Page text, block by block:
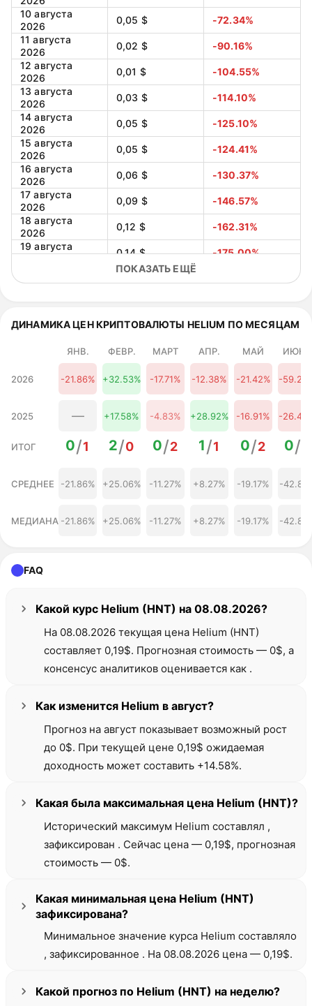
10 августа
2026
0,05 $
-72.34%
11 августа
2026
0,02 $
-90.16%
12 августа
2026
0,01 $
-104.55%
13 августа
2026
0,03 $
-114.10%
14 августа
2026
0,05 $
-125.10%
15 августа
2026
0,05 $
-124.41%
16 августа
2026
0,06 $
-130.37%
17 августа
2026
0,09 $
-146.57%
18 августа
2026
0,12 $
-162.31%
19 августа
0,14 $
-175.00%
2026
22 августа
0,17 $
-191.94%
23 августа
0,19 $
-197.52%
24 августа
0,22 $
-213.54%
2026
0,27 $
-241.85%
27 августа
28 августа
2026
0,30 $
-259.63%
2026
30 августа
2026
02 сентября
0,38 $
-300.53%
03 сентября
2026
0,39 $
-305.43%
2026
0,40 $
-311.34%
06 сентября
2026
07 сентября
2026
0,41 $ -313.78%
ПОКАЗАТЬ ЕЩЁ
ДИНАМИКА ЦЕН КРИПТОВАЛЮТЫ HELIUM ПО МЕСЯЦАМ
ЯНВ. ФЕВР. МАРТ АПР. МАЙ ИЮНЬ
2026 -21.86% +32.53% -17.71% -12.38% -21.42% -
2025 — +17.58% -4.83% +28.92% -16.91% -
ИТОГ 0/1 2/0 0/2 1/1 0/2 0/
СРЕДНЕЕ -21.86% +25.06% -11.27% +8.27% -19.17% -
МЕДИАНА -21.86% +25.06% -11.27% +8.27% -19.17% -
FAQ
Какой курс Helium (HNT) на 08.08.2026?
На 08.08.2026 текущая цена Helium (HNT)
составляет 0,19$. Прогнозная стоимость — 0$, а
консенсус аналитиков оценивается как .
Как изменится Helium в август?
Прогноз на август показывает возможный рост
до 0$. При текущей цене 0,19$ ожидаемая
доходность может составить +14.58%.
Какая была максимальная цена Helium (HNT)?
Исторический максимум Helium составлял ,
зафиксирован . Сейчас цена — 0,19$, прогнозная
стоимость — 0$.
Какая минимальная цена Helium (HNT)
зафиксирована?
Минимальное значение курса Helium составляло
, зафиксированное . На 08.08.2026 цена — 0,19$.
Какой прогноз по Helium (HNT) на неделю?